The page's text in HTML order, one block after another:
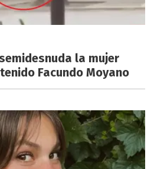
la mujer
Facundo Moyano